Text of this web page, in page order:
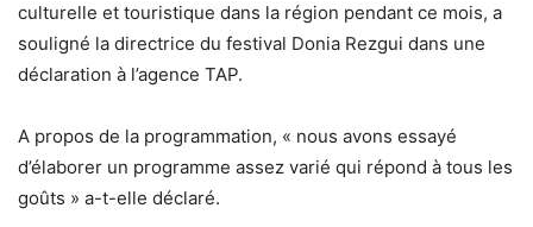
culturelle et touristique dans la région pendant ce mois, a
souligné la directrice du festival Donia Rezgui dans une
déclaration à l’agence TAP.
A propos de la programmation, « nous avons essayé
d’élaborer un programme assez varié qui répond à tous les
goûts » a-t-elle déclaré.